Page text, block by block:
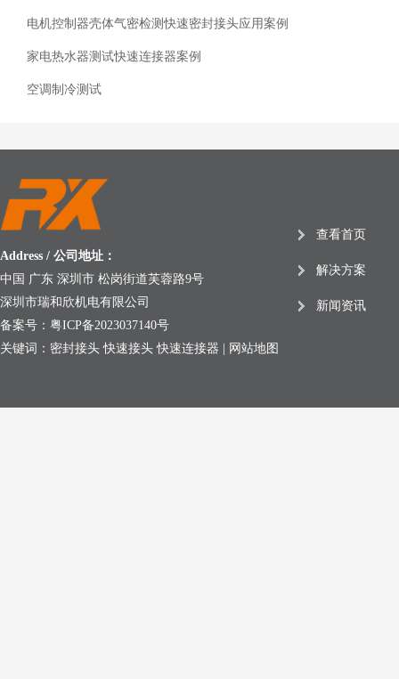
电机控制器壳体气密检测快速密封接头应用案例
家电热水器测试快速连接器案例
空调制冷测试
Address / 公司地址：
中国 广东 深圳市 松岗街道芙蓉路9号
深圳市瑞和欣机电有限公司
备案号： 粤ICP备2023037140号
关键词：密封接头 快速接头 快速连接器 | 网站地图
查看首页
解决方案
新闻资讯